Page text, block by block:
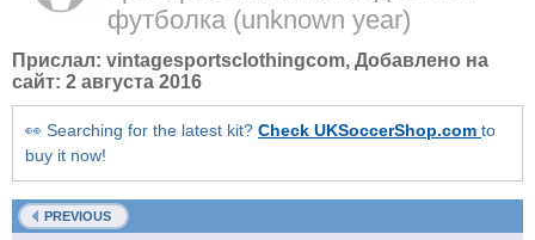
футболка (unknown year)
Прислал: vintagesportsclothingcom, Добавлено на
сайт: 2 августа 2016
👀 Searching for the latest kit? Check UKSoccerShop.com to
buy it now!
PREVIOUS